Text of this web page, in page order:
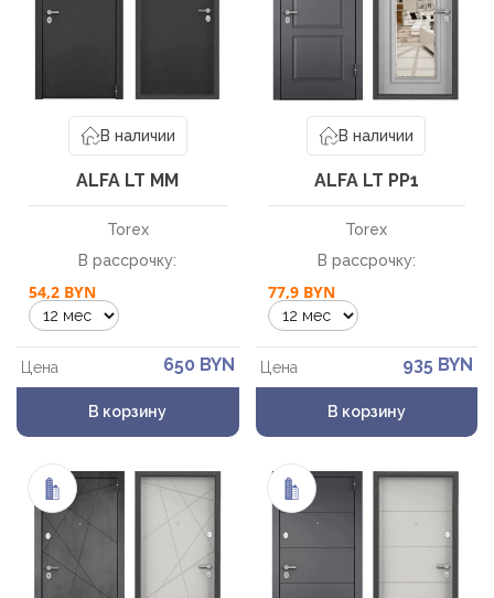
В наличии
ALFA LT MМ
Torex
В рассрочку:
54,2 BYN
Цена 650 BYN
В корзину
В наличии
ALFA LT РP1
Torex
В рассрочку:
77,9 BYN
Цена 935 BYN
В корзину
Заказать звонок
Укажите данные
Время
звонка:
12-18